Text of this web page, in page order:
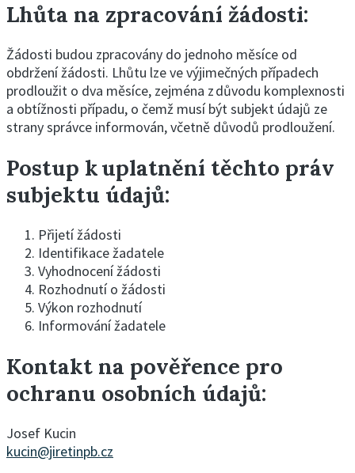
Lhůta na zpracování žádosti:
Žádosti budou zpracovány do jednoho měsíce od
obdržení žádosti. Lhůtu lze ve výjimečných případech
prodloužit o dva měsíce, zejména z důvodu komplexnosti
a obtížnosti případu, o čemž musí být subjekt údajů ze
strany správce informován, včetně důvodů prodloužení.
Postup k uplatnění těchto práv
subjektu údajů:
Přijetí žádosti
Identifikace žadatele
Vyhodnocení žádosti
Rozhodnutí o žádosti
Výkon rozhodnutí
Informování žadatele
Kontakt na pověřence pro
ochranu osobních údajů:
Josef Kucin
kucin@jiretinpb.cz